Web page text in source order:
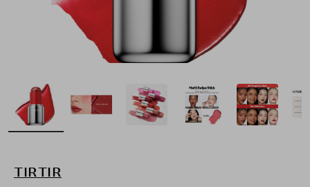
TIRTIR